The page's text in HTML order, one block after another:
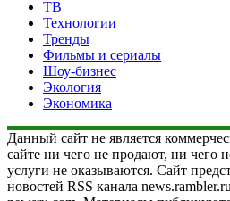
ТВ
Технологии
Тренды
Фильмы и сериалы
Шоу-бизнес
Экология
Экономика
Данный сайт не является
сайте ни чего не продают, ни чего
услуги не оказываются. Сайт
новостей RSS канала